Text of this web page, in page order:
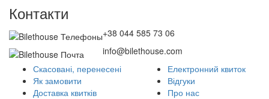
Контакти
+38 044 585 73 06
info@bilethouse.com
Скасовані, перенесені
Як замовити
Доставка квитків
Електронний квиток
Відгуки
Про нас